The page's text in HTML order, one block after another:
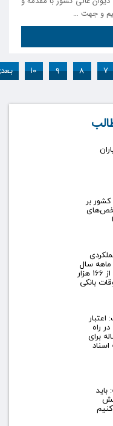
۷ ۸ ۹ ۱۰
بر
سال
۱۴۰۵/ وصول بیش از ۱۶۶ هزار
بانکی
راه
برای